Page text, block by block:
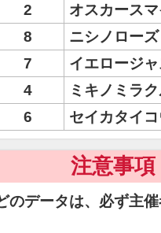
2 オスカース
8 ニシノローズ
7 イエロージ
4 ミキノミラ
6 セイカタイコ
注意事項
のデータは、必ず主